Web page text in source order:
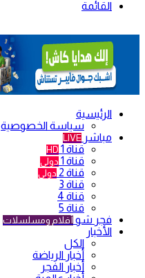
القائمة
الرئيسية
سياسة الخصوصية
مباشر LIVE
قناة 1 HD
قناة 1 دولي
قناة 2 دولي
قناة 3
قناة 4
قناة 5
فجر شو أفلام ومسلسلات
الأخبار
الكل
أخبار الرياضة
أخبار الفجر